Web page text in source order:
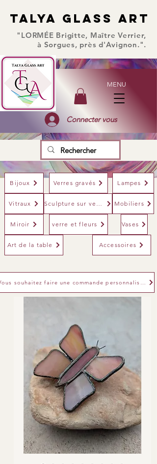
TALYA GLASS ART
TALYA GLASS ART
"LORMÉE Brigitte, Maître Verrier,
à Sorgues, près d'Avignon.".
MENU
Connecter vous
Bijoux Verres gravés Lampes
Vitraux Sculpture sur verre Mobiliers
Miroir verre et fleurs Vases
Art de la table Accessoires